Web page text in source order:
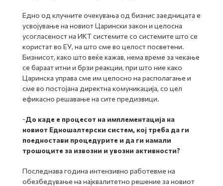
Едно од клучните очекувања од бизнис заедницата е
усвојување на новиот Царински закон и целосна
усогласеност на ИКТ системите со системите што се
користат во ЕУ, на што сме во целост посветени.
Бизнисот, како што веќе кажав, нема време за чекање
се бараат итни и брзи реакции, при што ние како
Царинска управа сме им целосно на располагање и
сме во постојана директна комуникација, со цел
ефикасно решавање на сите предизвици.
-До каде е процесот на имплементација на
новиот Едношалтерски систем, кој треба да ги
поедностави процедурите и да ги намали
трошоците за извозни и увозни активности?
Последнава година интензивно работевме на
обезбедување на најквалитетно решение за новиот